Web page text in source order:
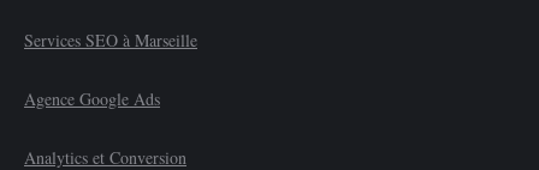
Services SEO à Marseille
Agence Google Ads
Analytics et Conversion